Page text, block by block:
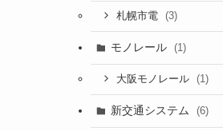
札幌市電 (3)
モノレール (1)
大阪モノレール (1)
新交通システム (6)